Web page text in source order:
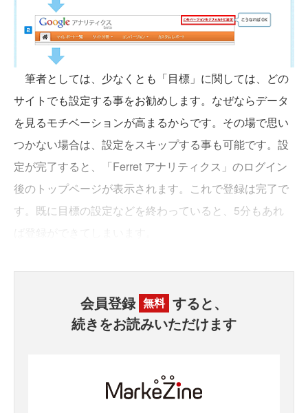
筆者としては、少なくとも「目標」に関しては、どの
サイトでも設定する事をお勧めします。なぜならデータ
を見るモチベーションが高まるからです。その場で思い
つかない場合は、設定をスキップする事も可能です。設
定が完了すると、「Ferret アナリティクス」のログイン
後のトップページが表示されます。これで登録は完了で
す。既に目標の設定などを終わっていると、5分もあれ
会員登録 無料 すると、
続きをお読みいただけます